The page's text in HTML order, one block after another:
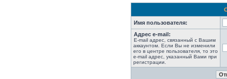
Имя пользователя:
Адрес e-mail:
E-mail адрес, связанный с Вашим
аккаунтом. Если Вы не изменили
его в центре пользователя, то это
e-mail адрес, указанный Вами при
регистрации.